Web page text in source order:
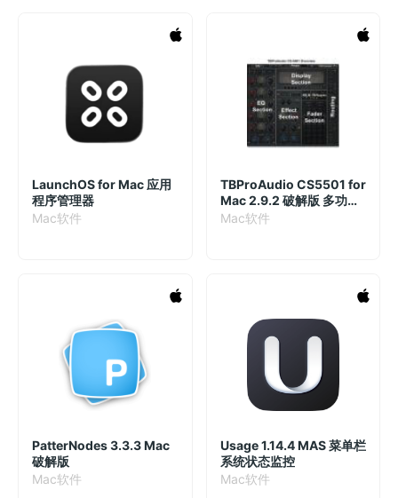
LaunchOS for Mac 应用
程序管理器
Mac软件
TBProAudio CS5501 for
Mac 2.9.2 破解版 多功能
通道条效果插件
Mac软件
PatterNodes 3.3.3 Mac
破解版
Mac软件
Usage 1.14.4 MAS 菜单栏
系统状态监控
Mac软件